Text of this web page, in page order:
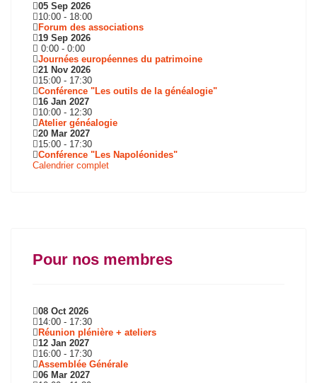
05 Sep 2026
10:00 - 18:00
Forum des associations
19 Sep 2026
0:00 - 0:00
Journées européennes du patrimoine
21 Nov 2026
15:00 - 17:30
Conférence "Les outils de la généalogie"
16 Jan 2027
10:00 - 12:30
Atelier généalogie
20 Mar 2027
15:00 - 17:30
Conférence "Les Napoléonides"
Calendrier complet
Pour nos membres
08 Oct 2026
14:00 - 17:30
Réunion plénière + ateliers
12 Jan 2027
16:00 - 17:30
Assemblée Générale
06 Mar 2027